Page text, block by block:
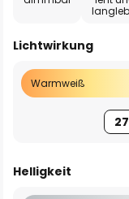
Lichtwirkung
Warmweiß
Helligkeit